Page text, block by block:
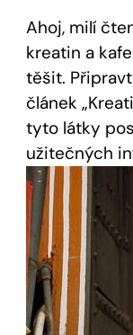
Ahoj, milí
kreatin a
těšit.
článek
tyto látky
užitečných